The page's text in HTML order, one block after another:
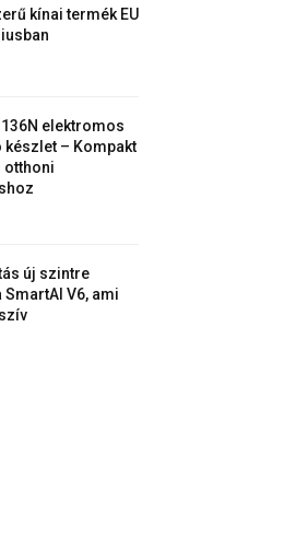
kínai termék EU
elektromos
készlet – Kompakt
otthoni
új szintre
SmartAI V6, ami